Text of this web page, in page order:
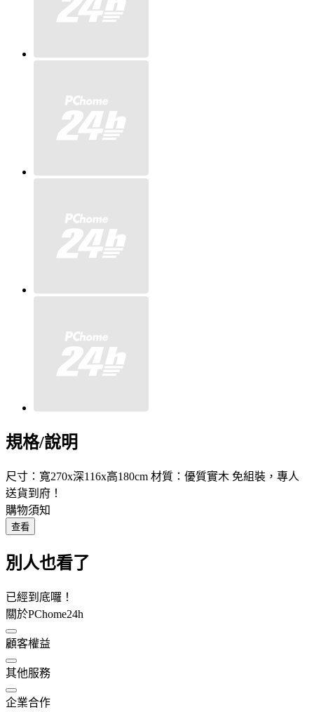
規格/說明
尺寸：寬270x深116x高180cm 材質：優質實木 免組裝，專人
送貨到府！
購物須知
查看
別人也看了
已經到底囉！
關於PChome24h
顧客權益
其他服務
企業合作